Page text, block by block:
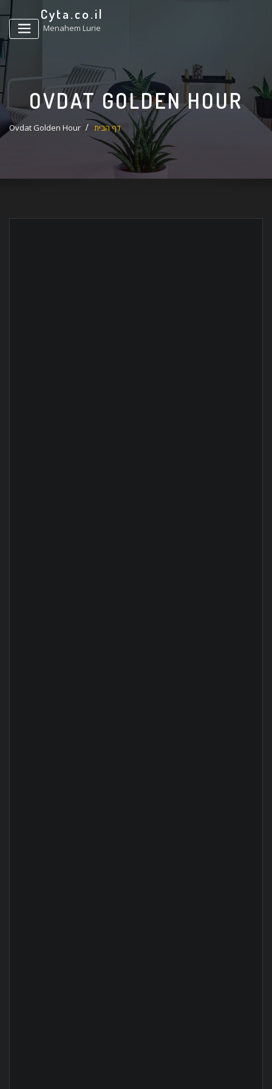
Cyta.co.il
Menahem Lurie
OVDAT GOLDEN HOUR
דף הבית Ovdat Golden Hour